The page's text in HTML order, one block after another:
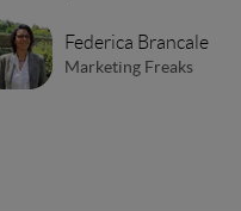
Federica Brancale
Marketing Freaks